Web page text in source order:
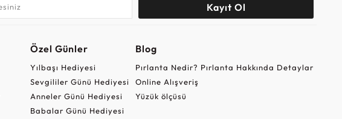
Kayıt Ol
Özel Günler
Yılbaşı Hediyesi
Sevgililer Günü Hediyesi
Anneler Günü Hediyesi
Babalar Günü Hediyesi
Blog
Pırlanta Nedir? Pırlanta Hakkında Detaylar
Online Alışveriş
Yüzük ölçüsü